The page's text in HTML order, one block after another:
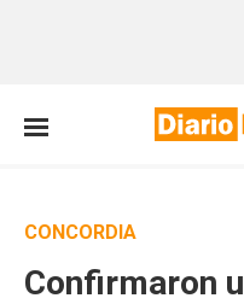
CONCORDIA
Confirmaron